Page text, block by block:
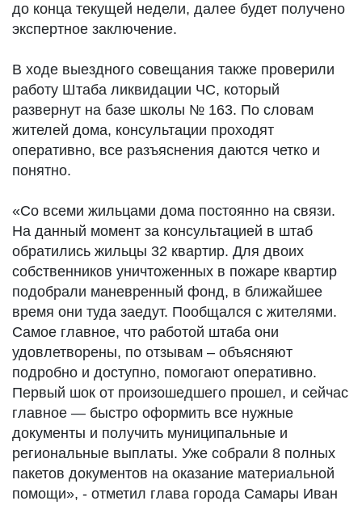
до конца текущей недели, далее будет получено
экспертное заключение.
В ходе выездного совещания также проверили
работу Штаба ликвидации ЧС, который
развернут на базе школы № 163. По словам
жителей дома, консультации проходят
оперативно, все разъяснения даются четко и
понятно.
«Со всеми жильцами дома постоянно на связи.
На данный момент за консультацией в штаб
обратились жильцы 32 квартир. Для двоих
собственников уничтоженных в пожаре квартир
подобрали маневренный фонд, в ближайшее
время они туда заедут. Пообщался с жителями.
Самое главное, что работой штаба они
удовлетворены, по отзывам – объясняют
подробно и доступно, помогают оперативно.
Первый шок от произошедшего прошел, и сейчас
главное — быстро оформить все нужные
документы и получить муниципальные и
региональные выплаты. Уже собрали 8 полных
пакетов документов на оказание материальной
помощи», - отметил глава города Самары Иван